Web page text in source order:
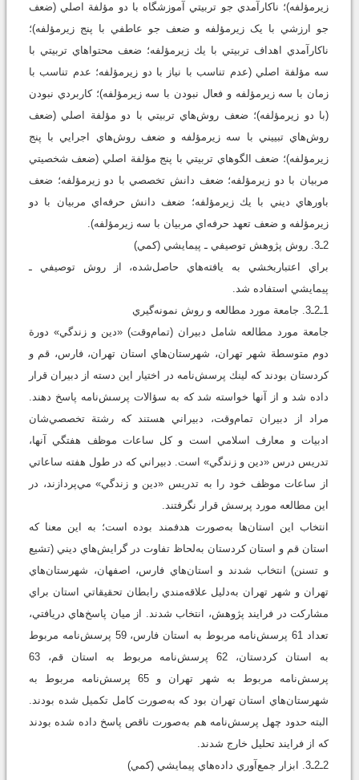
زيرمؤلفه)؛ ناكارآمدي جو تربيتي آموزشگاه با دو مؤلفة اصلي (ضعف
جو ارزشي با يک زيرمؤلفه و ضعف جو عاطفي با پنج زيرمؤلفه)؛
ناكارآمدي اهداف تربيتي با يك زيرمؤلفه؛ ضعف محتواهاي تربيتي با
سه مؤلفة اصلي (عدم تناسب با نياز با دو زيرمؤلفه؛ عدم تناسب با
زمان با سه زيرمؤلفه و فعال نبودن با سه زيرمؤلفه)؛ كاربردي نبودن
(با دو زيرمؤلفه)؛ ضعف روش‌هاي تربيتي با دو مؤلفة اصلي (ضعف
روش‌هاي تبييني با سه زيرمؤلفه و ضعف روش‌هاي اجرايي با پنج
زيرمؤلفه)؛ ضعف الگوهاي تربيتي با پنج مؤلفة اصلي (ضعف شخصيتي
مربيان با دو زيرمؤلفه؛ ضعف دانش تخصصي با دو زيرمؤلفه؛ ضعف
باورهاي ديني با يك زيرمؤلفه؛ ضعف دانش حرفه‌اي مربيان با دو
زيرمؤلفه و ضعف تعهد حرفه‌اي مربيان با سه زيرمؤلفه).
2ـ3. روش پژوهش توصيفي ـ پيمايشي (کمي)
براي اعتباربخشي به يافته‌هاي حاصل‌‌شده، از روش توصيفي ـ
پيمايشي استفاده شد.
1ـ2ـ3. جامعة مورد مطالعه و روش نمونه‌گيري
جامعة مورد مطالعه شامل دبيران (تمام‌وقت) «دين و زندگي» دورة
دوم متوسطة شهر تهران، شهرستان‌هاي استان تهران، فارس، قم و
كردستان بودند كه لينك پرسش‌نامه در اختيار اين دسته از دبيران قرار
داده شد و از آنها خواسته شد كه به سؤالات پرسش‌نامه پاسخ دهند.
مراد از دبيران تمام‌وقت، دبيراني هستند كه رشتة تخصصي‌شان
ادبيات و معارف اسلامي است و كل ساعات موظف هفتگي آنها،
تدريس درس «دين و زندگي» است. دبيراني كه در طول هفته ساعاتي
از ساعات موظف خود را به تدريس «دين و زندگي» مي‌پردازند، در
اين مطالعه مورد پرسش قرار نگرفتند.
انتخاب اين استان‌ها به‌صورت هدفمند بوده است؛ به اين معنا كه
استان قم و استان كردستان به‌لحاظ تفاوت در گرايش‌هاي ديني (تشيع
و تسنن) انتخاب شدند و استان‌هاي فارس، اصفهان، شهرستان‌هاي
تهران و شهر تهران به‌دليل علاقه‌مندي رابطان تحقيقاتي استان براي
مشاركت در فرايند پژوهش، انتخاب شدند. از ميان پاسخ‌هاي دريافتي،
تعداد 61 پرسش‌نامه مربوط به استان فارس، 59 پرسش‌نامه مربوط
به استان كردستان، 62 پرسش‌نامه مربوط به استان قم، 63
پرسش‌نامه مربوط به شهر تهران و 65 پرسش‌نامه مربوط به
شهرستان‌هاي استان تهران بود كه به‌صورت كامل تكميل شده بودند.
البته حدود چهل پرسش‌نامه هم به‌صورت ناقص پاسخ داده شده بودند
كه از فرايند تحليل خارج شدند.
2ـ2ـ3. ابزار جمع‌آوري داده‌هاي پيمايشي (کمي)